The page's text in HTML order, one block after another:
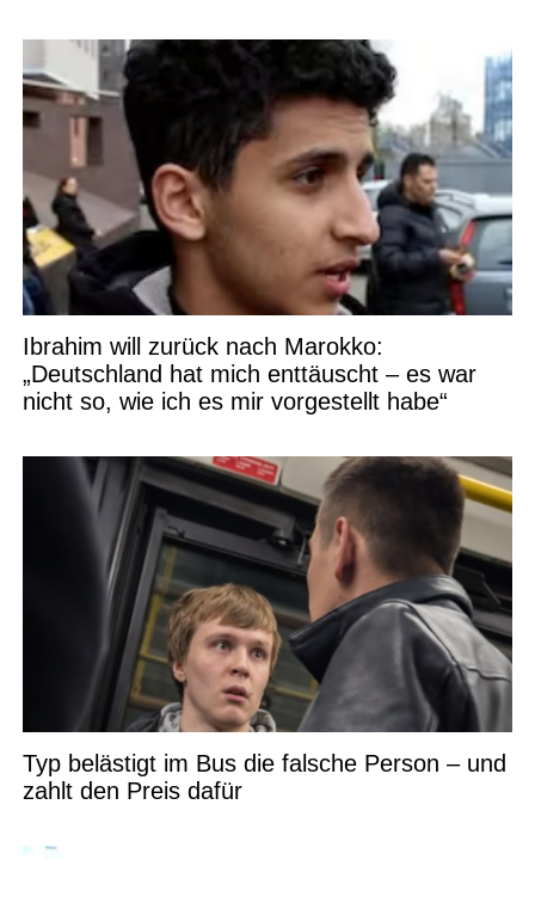
Ibrahim will zurück nach Marokko:
„Deutschland hat mich enttäuscht – es war
nicht so, wie ich es mir vorgestellt habe“
Typ belästigt im Bus die falsche Person – und
zahlt den Preis dafür